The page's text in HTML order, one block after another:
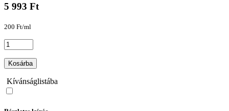
5 993 Ft
200 Ft/ml
Kosárba
Kívánságlistába